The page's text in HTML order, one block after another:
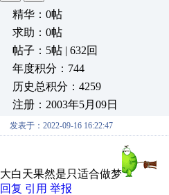
精华：0帖
求助：0帖
帖子：5帖 | 632回
年度积分：744
历史总积分：4259
注册：2003年5月09日
发表于：2022-09-16 16:22:47
大白天果然是只适合做梦
回复 引用 举报